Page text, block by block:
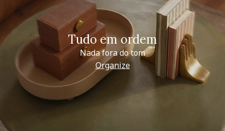
Tudo em ordem
Nada fora do tom
Organize